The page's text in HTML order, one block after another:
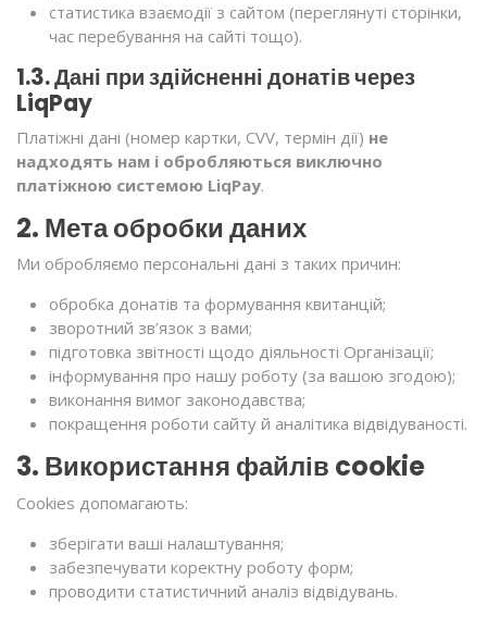
статистика взаємодії з сайтом (переглянуті сторінки,
час перебування на сайті тощо).
1.3. Дані при здійсненні донатів через
LiqPay
Платіжні дані (номер картки, CVV, термін дії) не
надходять нам і обробляються виключно
платіжною системою LiqPay.
2. Мета обробки даних
Ми обробляємо персональні дані з таких причин:
обробка донатів та формування квитанцій;
зворотний зв’язок з вами;
підготовка звітності щодо діяльності Організації;
інформування про нашу роботу (за вашою згодою);
виконання вимог законодавства;
покращення роботи сайту й аналітика відвідуваності.
3. Використання файлів cookie
Cookies допомагають:
зберігати ваші налаштування;
забезпечувати коректну роботу форм;
проводити статистичний аналіз відвідувань.